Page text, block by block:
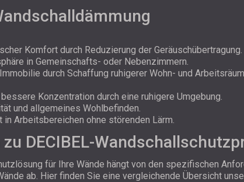
Komfort durch Reduzierung der Geräuschübertragung.
in Gemeinschafts- oder Nebenzimmern.
durch Schaffung ruhigerer Wohn- und
Konzentration durch eine ruhigere Umgebung.
und allgemeines Wohlbefinden.
Arbeitsbereichen ohne störenden Lärm.
DECIBEL-
für Ihre Wände hängt von den spezifischen
ab. Hier finden Sie eine vergleichende Übersicht